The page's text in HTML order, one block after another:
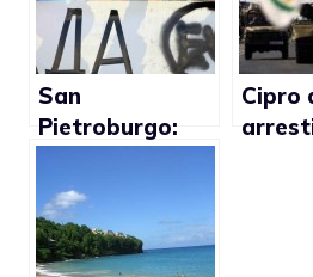
San
Pietroburgo:
multa se sei gay
dichiarato
Cipro